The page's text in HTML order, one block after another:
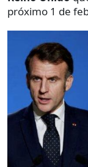
próximo 1 de